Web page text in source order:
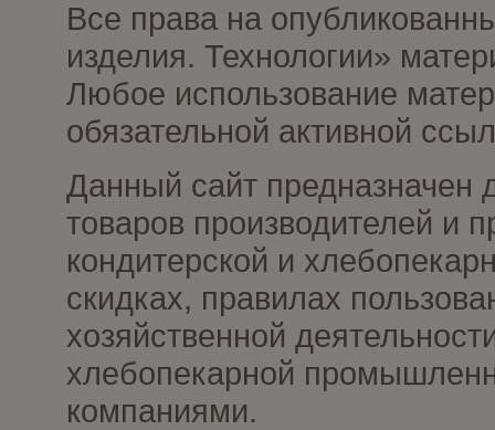
Все права на
изделия. Технологии»
Любое использование
обязательной активной
Данный сайт предназначен
товаров производителей и
кондитерской и
скидках, правилах
хозяйственной
хлебопекарной
компаниями.